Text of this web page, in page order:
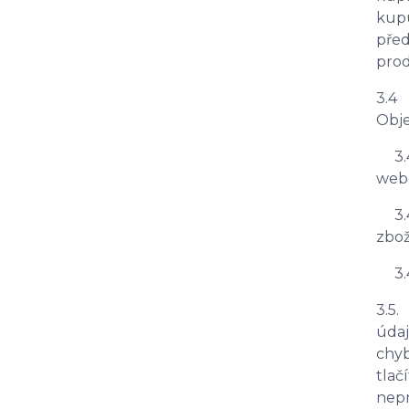
3.4
3.5.